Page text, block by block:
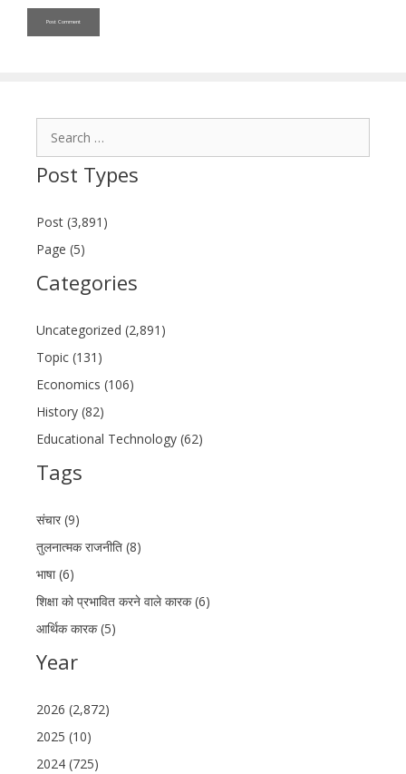
Post Types
Post (3,891)
Page (5)
Categories
Uncategorized (2,891)
Topic (131)
Economics (106)
History (82)
Educational Technology (62)
Tags
संचार (9)
तुलनात्मक राजनीति (8)
भाषा (6)
शिक्षा को प्रभावित करने वाले कारक (6)
आर्थिक कारक (5)
Year
2026 (2,872)
2025 (10)
2024 (725)